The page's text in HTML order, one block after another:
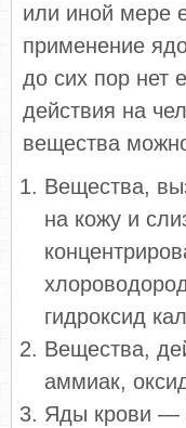
или иной мере
применение
до сих пор нет
действия на
вещества
Вещества,
на кожу и
гидроксид
Вещества,
аммиак,
Яды крови —